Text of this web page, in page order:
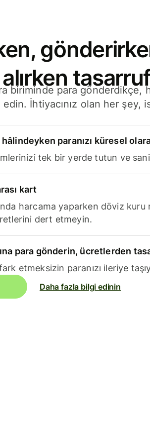
biriminde para gönderdikçe,
edin. İhtiyacınız olan her
paranızı küresel
tek bir yerde tutun ve
kart
harcama yaparken döviz kuru
dert etmeyin.
para gönderin, ücretlerden
etmeksizin paranızı ileriye
Daha fazla bilgi edinin